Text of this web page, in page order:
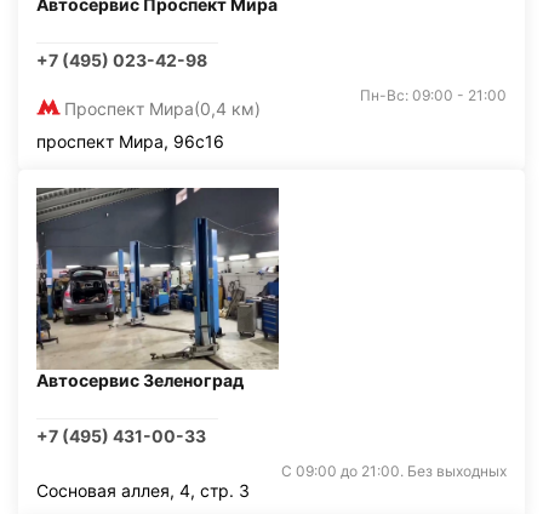
Автосервис Проспект Мира
+7 (495) 023-42-98
Проспект Мира(0,4 км)
Пн-Вс: 09:00 - 21:00
проспект Мира, 96с16
Автосервис Зеленоград
+7 (495) 431-00-33
С 09:00 до 21:00. Без выходных
Сосновая аллея, 4, стр. 3